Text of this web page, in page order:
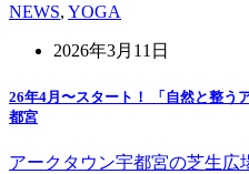
NEWS, YOGA
2026年3月11日
26年4月〜スタート！ 「自然と整う
都宮
アークタウン宇都宮の芝生広